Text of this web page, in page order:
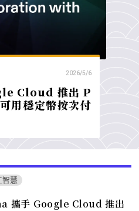
2026/5/6
Cloud 推出 P
穩定幣按次付
智慧
攜手 Google Cloud 推出